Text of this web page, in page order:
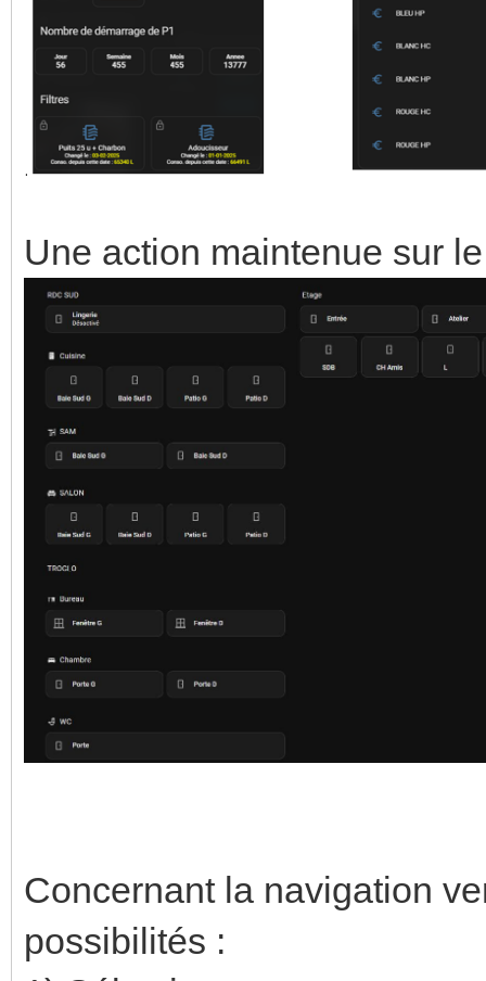
Une action maintenue sur
Concernant la navigation
possibilités :